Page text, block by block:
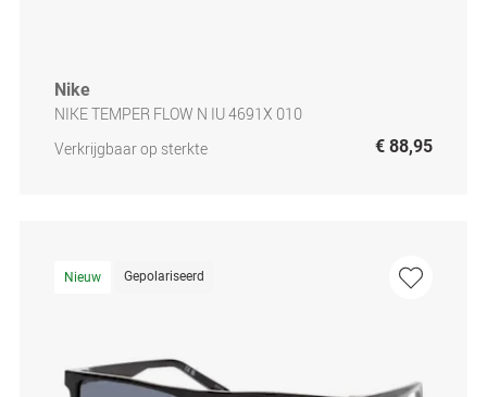
Nike
NIKE TEMPER FLOW N IU 4691X 010
Verkrijgbaar op sterkte
€ 88,95
Nieuw Gepolariseerd